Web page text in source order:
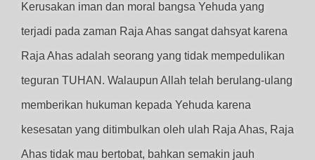
Kerusakan iman dan moral bangsa Yehuda yang
terjadi pada zaman Raja Ahas sangat dahsyat karena
Raja Ahas adalah seorang yang tidak mempedulikan
teguran TUHAN. Walaupun Allah telah berulang-ulang
memberikan hukuman kepada Yehuda karena
kesesatan yang ditimbulkan oleh ulah Raja Ahas, Raja
Ahas tidak mau bertobat, bahkan semakin jauh